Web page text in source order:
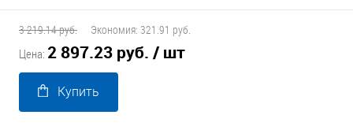
3 219.14 руб. Экономия: 321.91 руб.
Цена: 2 897.23 руб. / шт
Купить